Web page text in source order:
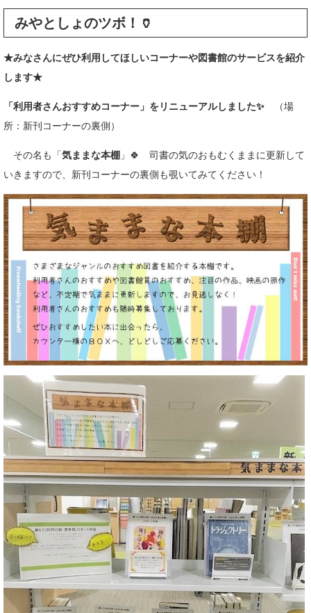
みやとしょのツボ！🏺
★みなさんにぜひ利用してほしいコーナーや図書館のサービスを紹介
します★
「利用者さんおすすめコーナー」をリニューアルしました✨
（場
所：新刊コーナーの裏側）
その名も「気ままな本棚 」🍀 司書の気のおもむくままに更新して
いきますので、新刊コーナーの裏側も覗いてみてください！